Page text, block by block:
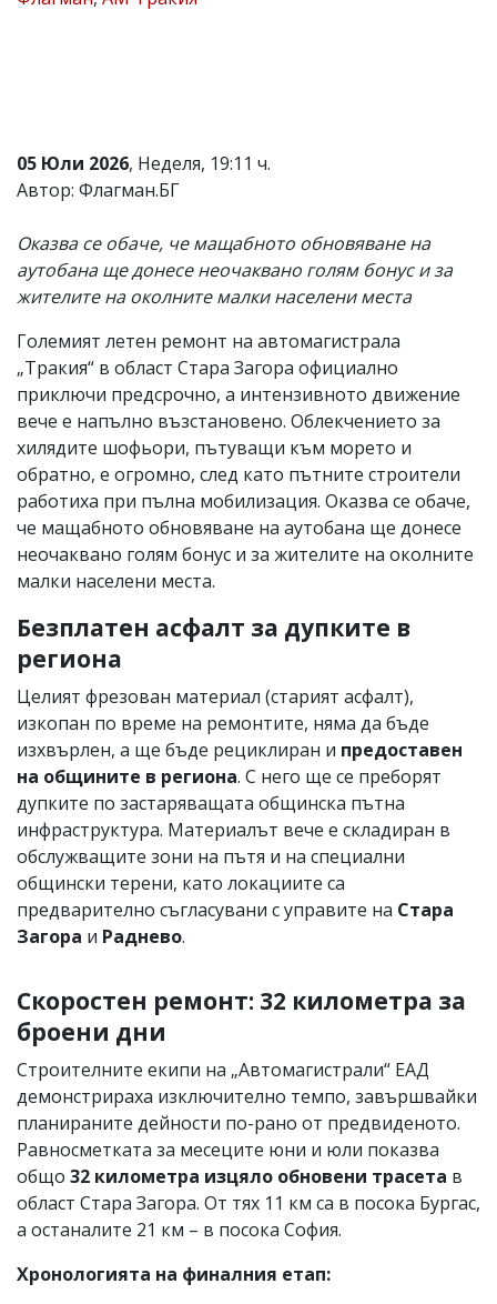
и
редакцията
отговорност
за
тях!
Ако
обиден
коментар,
моля
сигнализирайте
ни!
05 Юли 2026, Неделя, 19:11 ч.
Автор: Флагман.БГ
Оказва се обаче, че мащабното обновяване на
аутобана ще донесе неочаквано голям бонус и за
жителите на околните малки населени места
Големият летен ремонт на автомагистрала
„Тракия“ в област Стара Загора официално
приключи предсрочно, а интензивното движение
вече е напълно възстановено. Облекчението за
хилядите шофьори, пътуващи към морето и
обратно, е огромно, след като пътните строители
работиха при пълна мобилизация. Оказва се обаче,
че мащабното обновяване на аутобана ще донесе
неочаквано голям бонус и за жителите на околните
малки населени места.
Безплатен асфалт за дупките в
региона
Целият фрезован материал (старият асфалт),
изкопан по време на ремонтите, няма да бъде
изхвърлен, а ще бъде рециклиран и предоставен
на общините в региона. С него ще се преборят
дупките по застаряващата общинска пътна
инфраструктура. Материалът вече е складиран в
обслужващите зони на пътя и на специални
общински терени, като локациите са
предварително съгласувани с управите на Стара
Загора и Раднево.
Скоростен ремонт: 32 километра за
броени дни
Строителните екипи на „Автомагистрали“ ЕАД
демонстрираха изключително темпо, завършвайки
планираните дейности по-рано от предвиденото.
Равносметката за месеците юни и юли показва
общо 32 километра изцяло обновени трасета в
област Стара Загора. От тях 11 км са в посока Бургас,
а останалите 21 км – в посока София.
Хронологията на финалния етап: